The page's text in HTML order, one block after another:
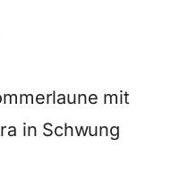
mit
in Schwung